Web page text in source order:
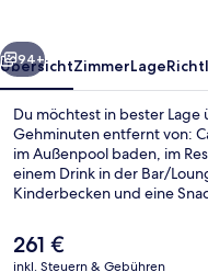
Weiter
94+
ÜbersichtZimmerLage
Du möchtest in bester Lage
Gehminuten entfernt von:
im Außenpool baden, im
einem Drink in der Bar/
Kinderbecken und eine
Der
aktuelle
261 €
inkl. Steuern & Gebühren